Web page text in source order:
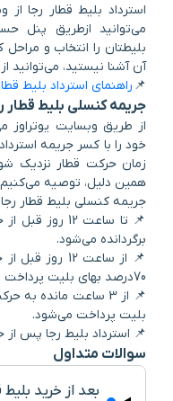
استرداد بلیط قطار رجا از
می‌توانید ازطریق پنل
بلیطتان را انتخاب و مراحل
آن آشنا نیستید، می‌توانید
📌 راهنمای استرداد بلیط
جریمه کنسلی بلیط قطار
از طریق وبسایت یوتراوز
خود را با کسر جریمه
زمان حرکت قطار نزدیک
همین دلیل، توصیه می‌کنیم
جریمه کنسلی بلیط قطار
برگردانده می‌شود.
70درصد بهای بلیت پرداخت می‌شود.
بلیت پرداخت می‌شود.
📌 استرداد بلیط رجا پس
سوالات متداول
بعد از خرید بلیط